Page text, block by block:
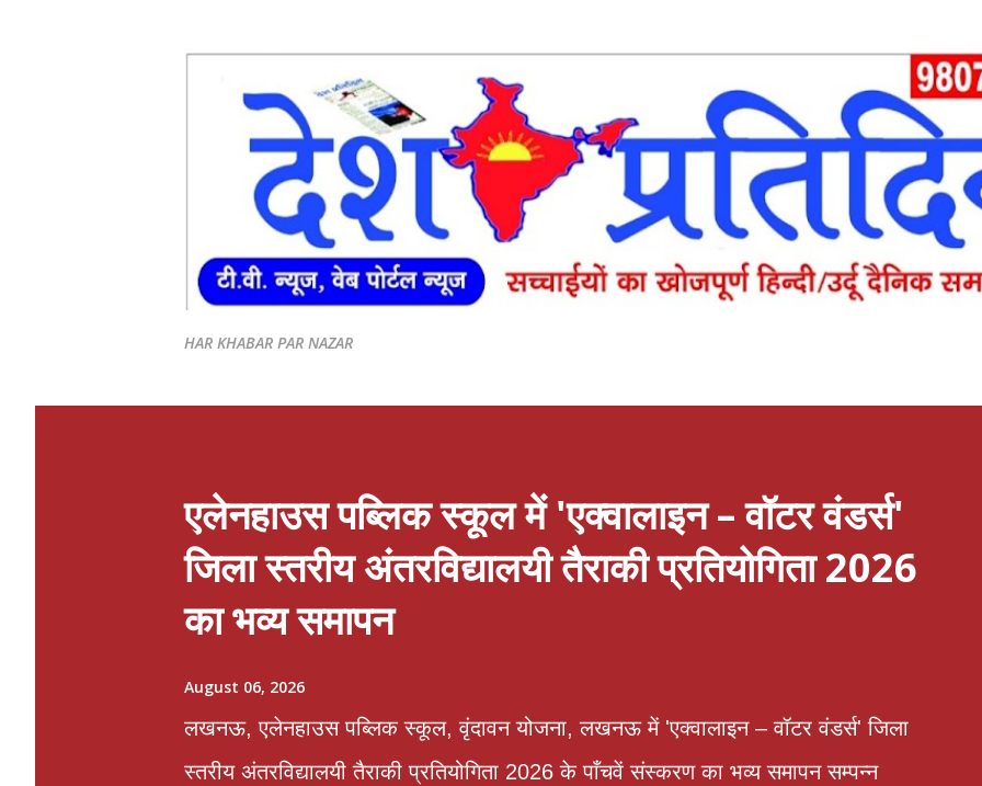
HAR KHABAR PAR NAZAR
एलेनहाउस पब्लिक स्कूल में 'एक्वालाइन – वॉटर वंडर्स'
जिला स्तरीय अंतरविद्यालयी तैराकी प्रतियोगिता 2026
का भव्य समापन
August 06, 2026
लखनऊ, एलेनहाउस पब्लिक स्कूल, वृंदावन योजना, लखनऊ में 'एक्वालाइन – वॉटर वंडर्स' जिला
स्तरीय अंतरविद्यालयी तैराकी प्रतियोगिता 2026 के पाँचवें संस्करण का भव्य समापन सम्पन्न